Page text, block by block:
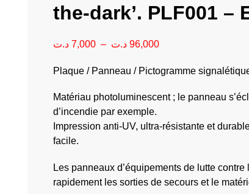
the-dark’. PLF001 –
7,000 د.ت – 96,000 د.ت
Plaque / Panneau / Pictogramme
Matériau photoluminescent ; le panneau
d’incendie par exemple.
Impression anti-UV, ultra-résistante et
facile.
Les panneaux d’équipements de lutte
rapidement les sorties de secours et le